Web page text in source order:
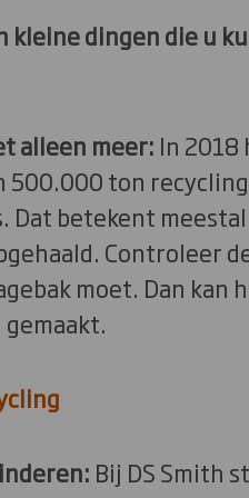
kleine dingen die u
alleen meer: In
500.000 ton
Dat betekent
Controleer
moet. Dan kan
Bij DS Smith